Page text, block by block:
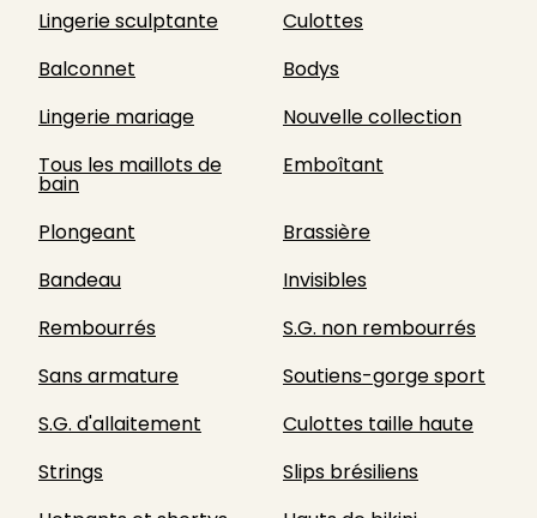
Lingerie sculptante
Culottes
Balconnet
Bodys
Lingerie mariage
Nouvelle collection
Tous les maillots de
bain
Emboîtant
Plongeant
Brassière
Bandeau
Invisibles
Rembourrés
S.G. non rembourrés
Sans armature
Soutiens-gorge sport
S.G. d'allaitement
Culottes taille haute
Strings
Slips brésiliens